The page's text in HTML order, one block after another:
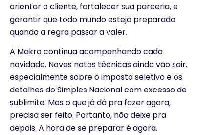
orientar o cliente, fortalecer sua parceria, e
garantir que todo mundo esteja preparado
quando a regra passar a valer.
A Makro continua acompanhando cada
novidade. Novas notas técnicas ainda vão sair,
especialmente sobre o imposto seletivo e os
detalhes do Simples Nacional com excesso de
sublimite. Mas o que já dá pra fazer agora,
precisa ser feito. Portanto, não deixe pra
depois. A hora de se preparar é agora.